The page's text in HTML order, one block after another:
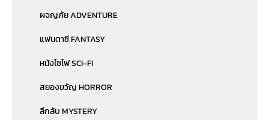
ผจญภัย ADVENTURE
แฟนตาซี FANTASY
หนังไซไฟ SCI-FI
สยองขวัญ HORROR
ลึกลับ MYSTERY